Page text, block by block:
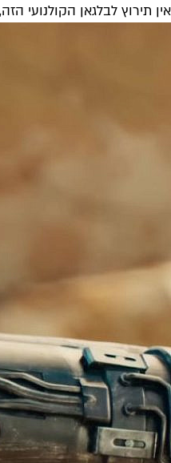
אין תירוץ לבלגאן הקולנועי